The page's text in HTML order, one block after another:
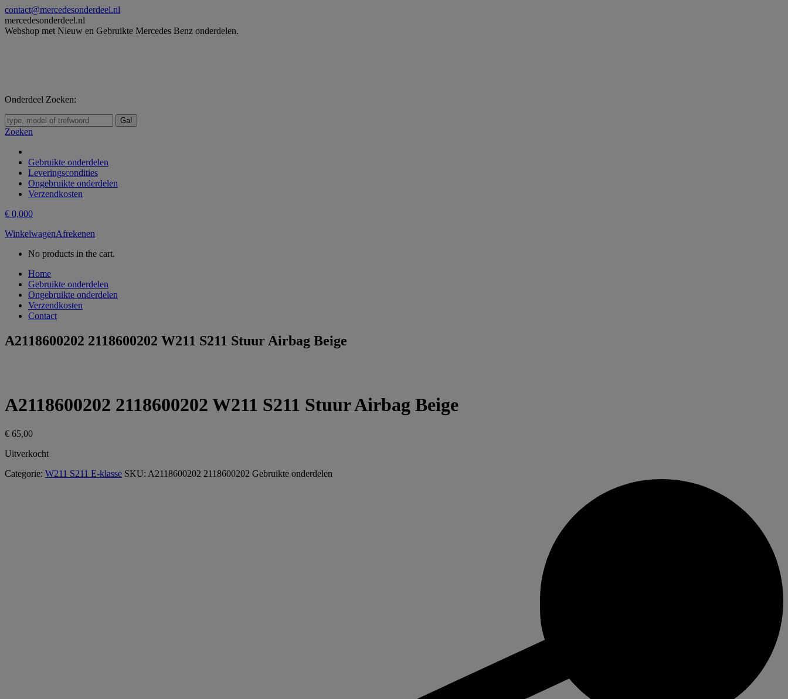
Skip
to
content
contact@mercedesonderdeel.nl
mercedesonderdeel.nl
Webshop met Nieuw en Gebruikte Mercedes Benz onderdelen.
Onderdeel Zoeken:
Zoeken:
Zoeken
Gebruikte onderdelen
Leveringscondities
Ongebruikte onderdelen
Verzendkosten
€ 0,000
WinkelwagenAfrekenen
No products in the cart.
Home
Gebruikte onderdelen
Ongebruikte onderdelen
Verzendkosten
Contact
A2118600202 2118600202 W211 S211 Stuur Airbag Beige
A2118600202 2118600202 W211 S211 Stuur Airbag Beige
€ 65,00
Uitverkocht
Categorie: W211 S211 E-klasse SKU: A2118600202 2118600202 Gebruikte onderdelen